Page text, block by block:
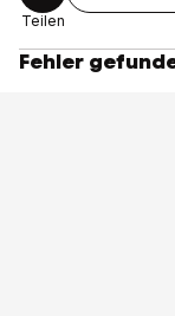
Teilen
Fehler